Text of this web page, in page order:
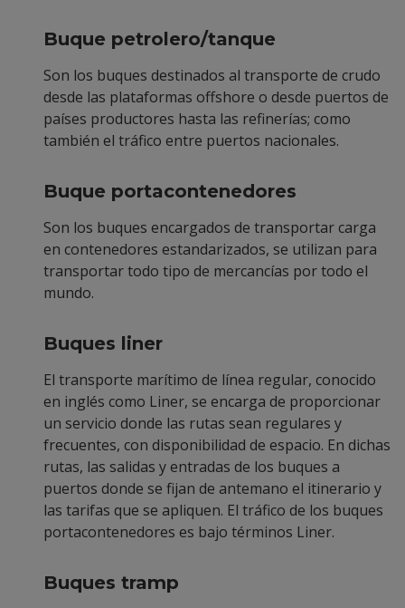
Buque petrolero/tanque
Son los buques destinados al transporte de crudo
desde las plataformas offshore o desde puertos de
países productores hasta las refinerías; como
también el tráfico entre puertos nacionales.
Buque portacontenedores
Son los buques encargados de transportar carga
en contenedores estandarizados, se utilizan para
transportar todo tipo de mercancías por todo el
mundo.
Buques liner
El transporte marítimo de línea regular, conocido
en inglés como Liner, se encarga de proporcionar
un servicio donde las rutas sean regulares y
frecuentes, con disponibilidad de espacio. En dichas
rutas, las salidas y entradas de los buques a
puertos donde se fijan de antemano el itinerario y
las tarifas que se apliquen. El tráfico de los buques
portacontenedores es bajo términos Liner.
Buques tramp